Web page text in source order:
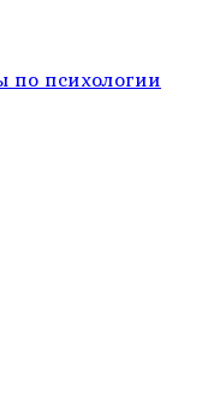
по психологии